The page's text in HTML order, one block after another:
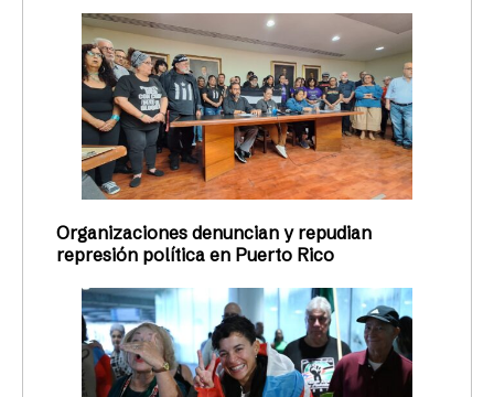
Organizaciones denuncian y repudian
represión política en Puerto Rico